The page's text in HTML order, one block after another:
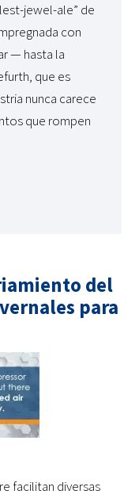
jewel-ale” de
con
— hasta la
que es
nunca carece
que rompen
del
para
facilitan diversas